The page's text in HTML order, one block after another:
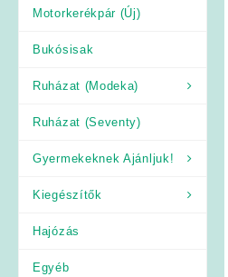
Motorkerékpár (Új)
Bukósisak
Ruházat (Modeka)
Ruházat (Seventy)
Gyermekeknek Ajánljuk!
Kiegészítők
Hajózás
Egyéb